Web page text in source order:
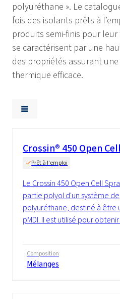
polyuréthane ». Le
fois des isolants prêts à
produits semi-finis pour
se caractérisent par une
des propriétés assurant
thermique efficace.
Crossin® 450 Open
Prêt à l'emploi
Le Crossin 450 Open Cell
partie polyol d'un système de
polyuréthane, destiné à être
pMDI. Il est utilisé pour obtenir
Composition
Mélanges